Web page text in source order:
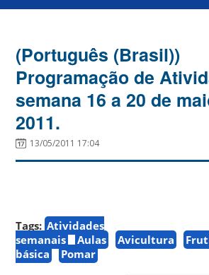
(Português (Brasil))
Programação de
semana 16 a 20 de
2011.
13/05/2011 17:04
Tags: Atividades
semanais
Aulas Avicultura
básica
Pomar